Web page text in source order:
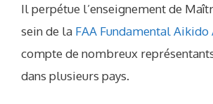
Il perpétue l’enseignement de
sein de la FAA Fundamental
compte de nombreux
dans plusieurs pays.